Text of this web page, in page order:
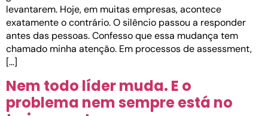
levantarem. Hoje, em muitas empresas, acontece
exatamente o contrário. O silêncio passou a responder
antes das pessoas. Confesso que essa mudança tem
chamado minha atenção. Em processos de assessment,
[…]
Nem todo líder muda. E o
problema nem sempre está no